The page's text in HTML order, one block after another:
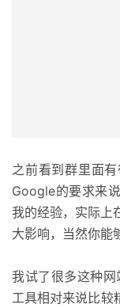
之前看到群里面
Google的要求来
我的经验，实际上
大影响，当然你能
我试了很多这种
工具相对来说比较